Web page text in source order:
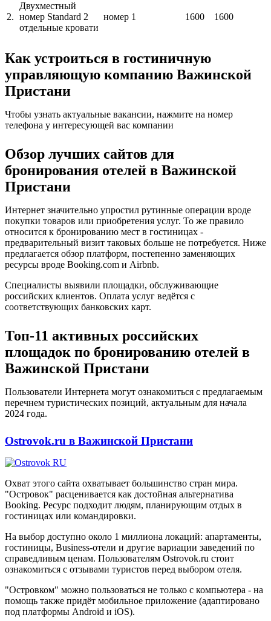
2.
Двухместный
номер Standard 2
отдельные кровати
номер 1 1600 1600
Как устроиться в гостиничную
управляющую компанию Важинской
Пристани
Чтобы узнать актуальные вакансии, нажмите на номер
телефона у интересующей вас компании
Обзор лучших сайтов для
бронирования отелей в Важинской
Пристани
Интернет значительно упростил рутинные операции вроде
покупки товаров или приобретения услуг. То же правило
относится к бронированию мест в гостиницах -
предварительный визит таковых больше не потребуется. Ниже
предлагается обзор платформ, постепенно заменяющих
ресурсы вроде Booking.com и Airbnb.
Специалисты выявили площадки, обслуживающие
российских клиентов. Оплата услуг ведётся с
соответствующих банковских карт.
Топ-11 активных российских
площадок по бронированию отелей в
Важинской Пристани
Пользователи Интернета могут ознакомиться с предлагаемым
перечнем туристических позиций, актуальным для начала
2024 года.
Ostrovok.ru в Важинской Пристани
Охват этого сайта охватывает большинство стран мира.
"Островок" расценивается как достойная альтернатива
Booking. Ресурс подходит людям, планирующим отдых в
гостиницах или командировки.
На выбор доступно около 1 миллиона локаций: апартаменты,
гостиницы, Business-отели и другие вариации заведений по
справедливым ценам. Пользователям Ostrovok.ru стоит
ознакомиться с отзывами туристов перед выбором отеля.
"Островком" можно пользоваться не только с компьютера - на
помощь также придёт мобильное приложение (адаптировано
под платформы Android и iOS).